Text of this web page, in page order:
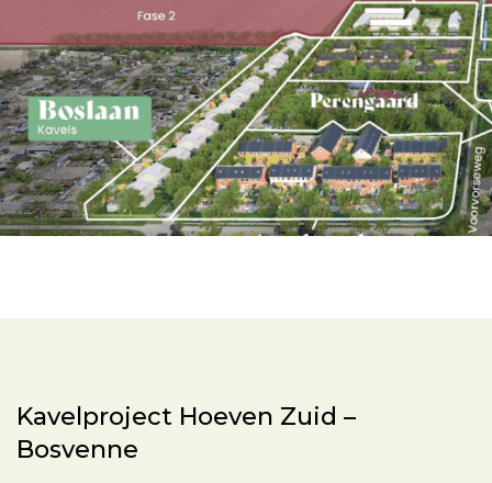
Kavelproject Hoeven Zuid –
Bosvenne